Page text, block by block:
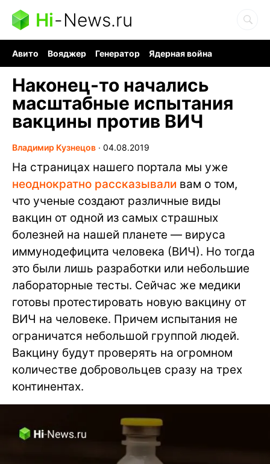
Hi-News.ru
Авито Вояджер Генератор
Ядерная война
Наконец-то начались
масштабные испытания
вакцины против ВИЧ
Владимир Кузнецов ∙ 04.08.2019
На страницах нашего портала мы уже
неоднократно рассказывали вам о том,
что ученые создают различные виды
вакцин от одной из самых страшных
болезней на нашей планете — вируса
иммунодефицита человека (ВИЧ). Но тогда
это были лишь разработки или небольшие
лабораторные тесты. Сейчас же медики
готовы протестировать новую вакцину от
ВИЧ на человеке. Причем испытания не
ограничатся небольшой группой людей.
Вакцину будут проверять на огромном
количестве добровольцев сразу на трех
континентах.